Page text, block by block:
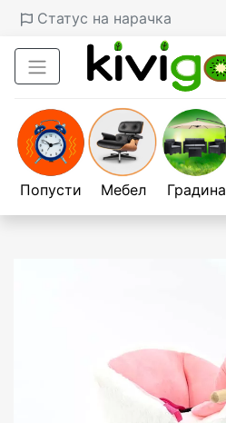
Статус на нарачка
Попусти Мебел Градина